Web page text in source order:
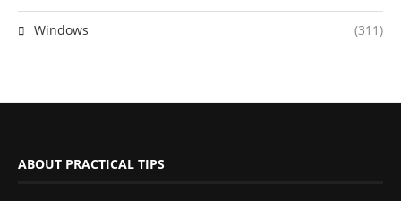
Windows (311)
ABOUT PRACTICAL TIPS